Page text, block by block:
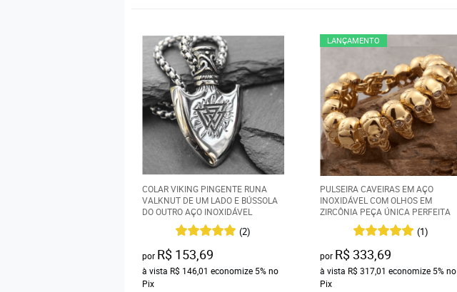
COLAR VIKING PINGENTE RUNA
VALKNUT DE UM LADO E BÚSSOLA
DO OUTRO AÇO INOXIDÁVEL
(2)
por R$ 153,69
à vista R$ 146,01 economize 5%no
Pix
LANÇAMENTO
PULSEIRA CAVEIRAS EM AÇO
INOXIDÁVEL COM OLHOS EM
ZIRCÔNIA PEÇA ÚNICA PERFEITA
(1)
por R$ 333,69
à vista R$ 317,01 economize 5%no
Pix